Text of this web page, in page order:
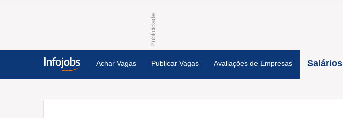
Achar Vagas Publicar Vagas Avaliações de Empresas Salários